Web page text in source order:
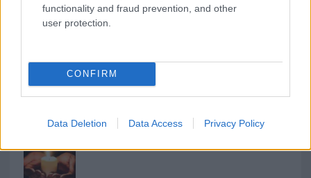
functionality and fraud prevention, and other
user protection.
CONFIRM
Data Deletion Data Access Privacy Policy
I nostri cari
I nostri cari